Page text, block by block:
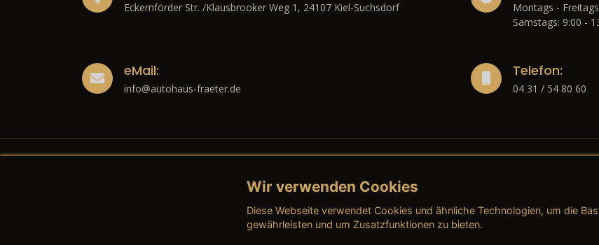
Eckernförder Str. /Klausbrooker Weg 1, 24107 Kiel-Suchsdorf
Montags -
Samstags: 9:00 -
eMail:
info@autohaus-fraeter.de
Telefon:
04 31 / 54 80 60
Rechtliches
→ Impressum
→ AGB (Neuwagen)
Wir verwenden Cookies
Diese Webseite verwendet Cookies und ähnliche Technologien, um die
gewährleisten und um Zusatzfunktionen zu bieten.